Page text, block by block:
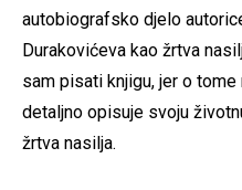
autobiografsko djelo
Durakovićeva kao žrtva
sam pisati knjigu, jer o
detaljno opisuje svoju
žrtva nasilja.